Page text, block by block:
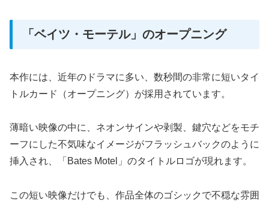
「ベイツ・モーテル」のオープニング
本作には、近年のドラマに多い、数秒間の非常に短いタイ
トルカード（オープニング）が採用されています。
薄暗い映像の中に、ネオンサインや剥製、鍵穴などをモチ
ーフにした不気味なイメージがフラッシュバックのように
挿入され、「Bates Motel」のタイトルロゴが現れます。
この短い映像だけでも、作品全体のゴシックで不穏な雰囲